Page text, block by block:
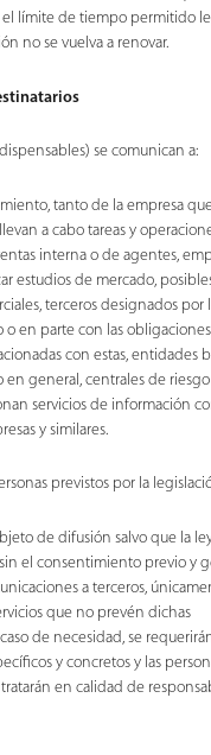
el límite de tiempo permitido
no se vuelva a renovar.
se comunican a:
tanto de la empresa
a cabo tareas y
interna o de agentes,
estudios de mercado,
terceros designados por
en parte con las
con estas, entidades
general, centrales de
servicios de información
y similares.
previstos por la
de difusión salvo que la
el consentimiento previo y
a terceros,
que no prevén dichas
de necesidad, se
y concretos y las
en calidad de